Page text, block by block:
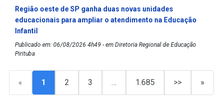
Região oeste de SP ganha duas novas unidades
educacionais para ampliar o atendimento na Educação
Infantil
Publicado em: 06/08/2026 4h49 - em Diretoria Regional de Educação
Pirituba
« 1 2 3 … 1.685 >> »